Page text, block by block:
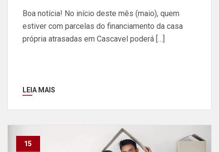
Boa notícia! No início deste mês (maio), quem
estiver com parcelas do financiamento da casa
própria atrasadas em Cascavel poderá […]
LEIA MAIS
15